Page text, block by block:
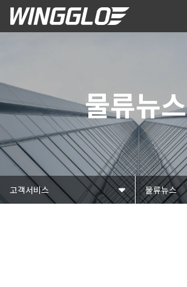
물류뉴스
고객서비스 물류뉴스